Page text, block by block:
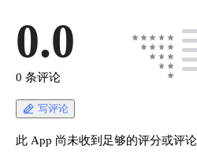
0.0
0 条评论
写评论
此 App 尚未收到足够的评分或评